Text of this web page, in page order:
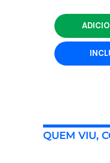
QUEM VIU,